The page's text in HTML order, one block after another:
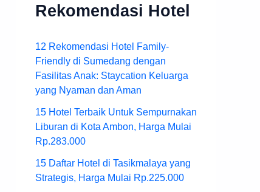
Rekomendasi Hotel
12 Rekomendasi Hotel Family-
Friendly di Sumedang dengan
Fasilitas Anak: Staycation Keluarga
yang Nyaman dan Aman
15 Hotel Terbaik Untuk Sempurnakan
Liburan di Kota Ambon, Harga Mulai
Rp.283.000
15 Daftar Hotel di Tasikmalaya yang
Strategis, Harga Mulai Rp.225.000